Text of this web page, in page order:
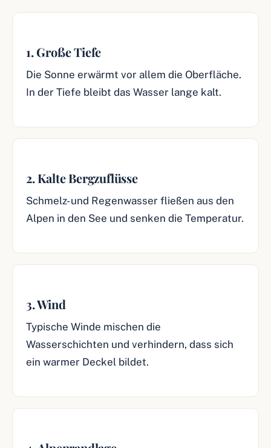
1. Große Tiefe
Die Sonne erwärmt vor allem die Oberfläche.
In der Tiefe bleibt das Wasser lange kalt.
2. Kalte Bergzuflüsse
Schmelz- und Regenwasser fließen aus den
Alpen in den See und senken die Temperatur.
3. Wind
Typische Winde mischen die
Wasserschichten und verhindern, dass sich
ein warmer Deckel bildet.